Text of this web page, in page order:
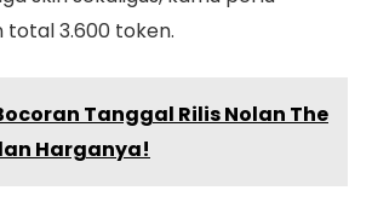
3.600 token.
Tanggal Rilis Nolan The
Harganya!